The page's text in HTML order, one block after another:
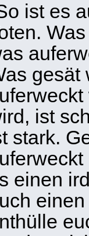
ist es
gesät
ist
stark.
einen